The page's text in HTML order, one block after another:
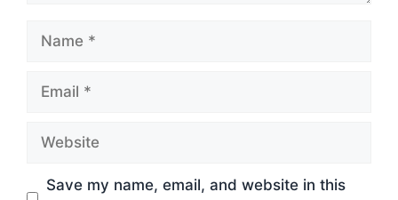
Name
Email
Website
Save my name, email, and website in this